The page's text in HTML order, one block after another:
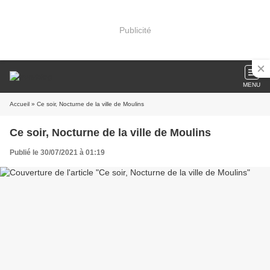
Publicité
MENU
Accueil » Ce soir, Nocturne de la ville de Moulins
Ce soir, Nocturne de la ville de Moulins
Publié le 30/07/2021 à 01:19